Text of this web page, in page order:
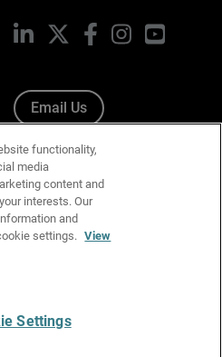
LinkedIn FacebookInstagramYouTube
Email Us
functionality,
media
content and
interests. Our
and
settings. View
Settings